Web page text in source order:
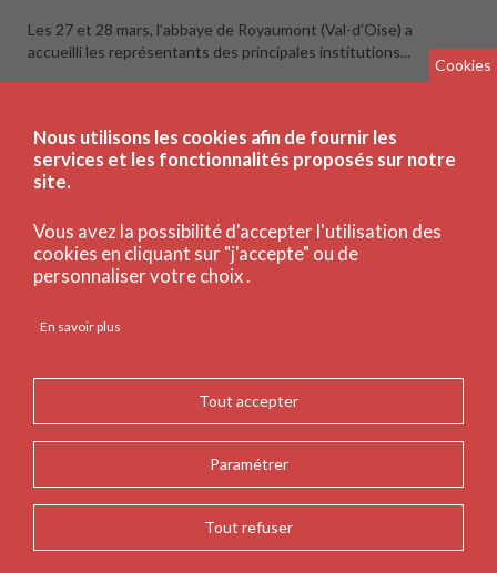
Les 27 et 28 mars, l’abbaye de Royaumont (Val-d’Oise) a
accueilli les représentants des principales institutions...
Les actualités à la Bnu
Ouverture à 9h du 07 avril au 07 mai (BO+)
Cookies
Nous utilisons les cookies afin de fournir les
services et les fonctionnalités proposés sur notre
site.
Vous avez la possibilité d'accepter l'utilisation des
cookies en cliquant sur "j'accepte" ou de
personnaliser votre choix .
En savoir plus
Tout accepter
Paramétrer
Tout refuser